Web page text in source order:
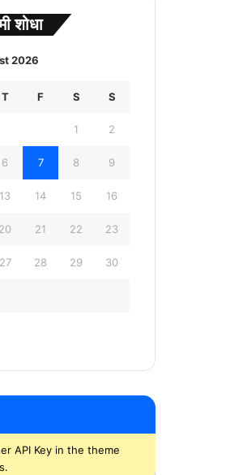
शोधा
2026
T F S S
1 2
6 7 8 9
13 14 15 16
20 21 22 23
27 28 29 30
API Key in the theme